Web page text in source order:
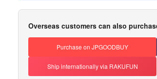
Overseas customers can also
Purchase on JPGOODBUY
Ship internationally via RAKUFUN